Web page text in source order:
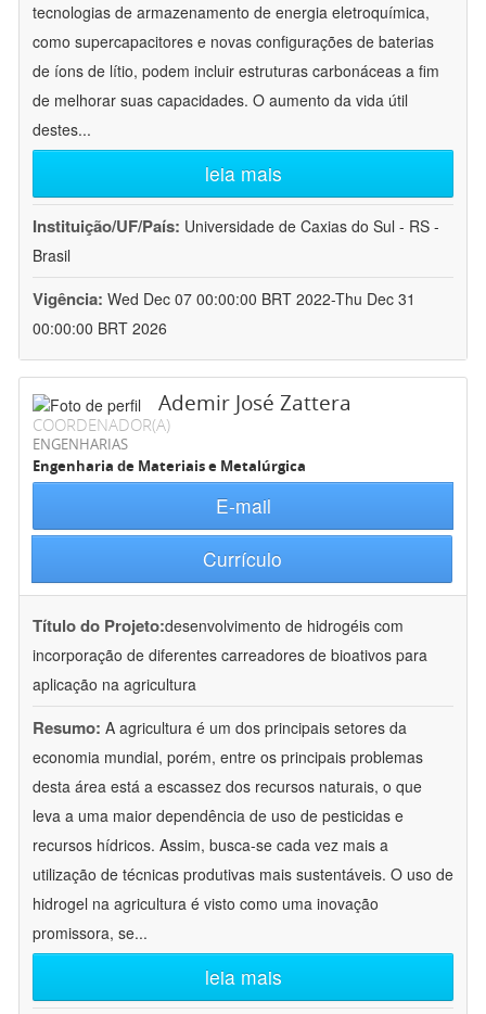
tecnologias de armazenamento de energia eletroquímica,
como supercapacitores e novas configurações de baterias
de íons de lítio, podem incluir estruturas carbonáceas a fim
de melhorar suas capacidades. O aumento da vida útil
destes...
leia mais
Instituição/UF/País: Universidade de Caxias do Sul - RS -
Brasil
Vigência: Wed Dec 07 00:00:00 BRT 2022-Thu Dec 31
00:00:00 BRT 2026
Ademir José Zattera
COORDENADOR(A)
ENGENHARIAS
Engenharia de Materiais e Metalúrgica
E-mail
Currículo
Título do Projeto:desenvolvimento de hidrogéis com
incorporação de diferentes carreadores de bioativos para
aplicação na agricultura
Resumo: A agricultura é um dos principais setores da
economia mundial, porém, entre os principais problemas
desta área está a escassez dos recursos naturais, o que
leva a uma maior dependência de uso de pesticidas e
recursos hídricos. Assim, busca-se cada vez mais a
utilização de técnicas produtivas mais sustentáveis. O uso de
hidrogel na agricultura é visto como uma inovação
promissora, se...
leia mais